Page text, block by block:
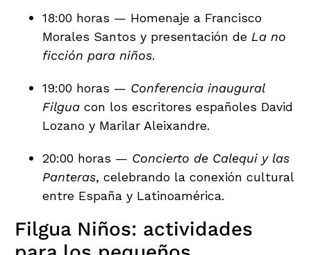
18:00 horas — Homenaje a Francisco
Morales Santos y presentación de La no
ficción para niños.
19:00 horas — Conferencia inaugural
Filgua con los escritores españoles David
Lozano y Marilar Aleixandre.
20:00 horas — Concierto de Calequi y las
Panteras, celebrando la conexión cultural
entre España y Latinoamérica.
Filgua Niños: actividades